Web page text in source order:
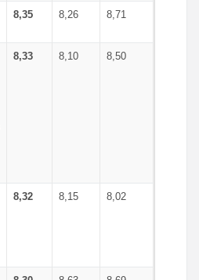
8,35 8,26 8,71
8,33 8,10 8,50
8,32 8,15 8,02